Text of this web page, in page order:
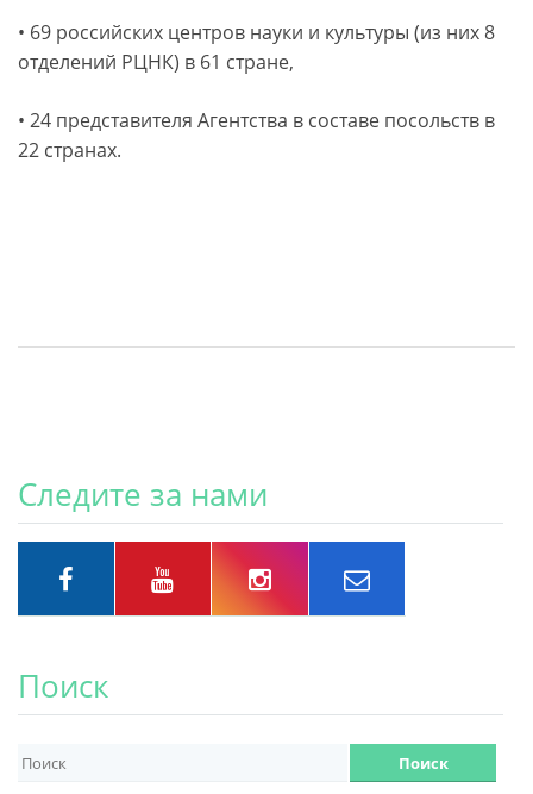
• 69 российских центров науки и культуры (из них 8
отделений РЦНК) в 61 стране,
• 24 представителя Агентства в составе посольств в
22 странах.
Следите за нами
Поиск